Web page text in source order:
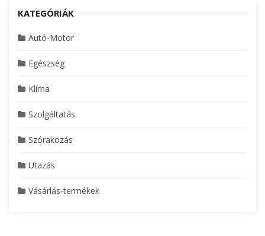
KATEGÓRIÁK
Autó-Motor
Egészség
Klíma
Szolgáltatás
Szórakozás
Utazás
Vásárlás-termékek